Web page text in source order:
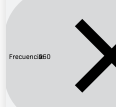
Frecuencia:
Provincia
Frecuencia:960